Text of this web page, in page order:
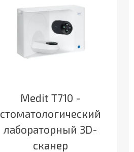
Medit T710 -
стоматологический
лабораторный 3D-
сканер